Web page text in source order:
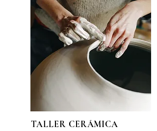
TALLER CERÁMICA